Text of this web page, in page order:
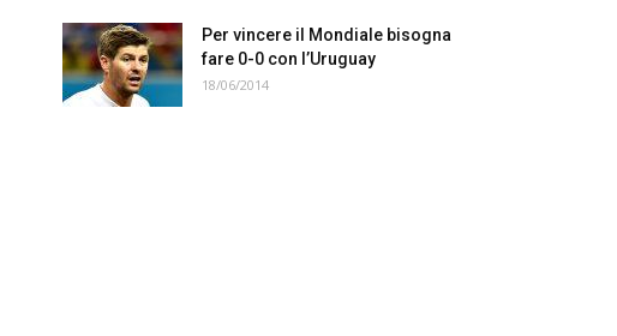
Per vincere il Mondiale bisogna
fare 0-0 con l’Uruguay
18/06/2014